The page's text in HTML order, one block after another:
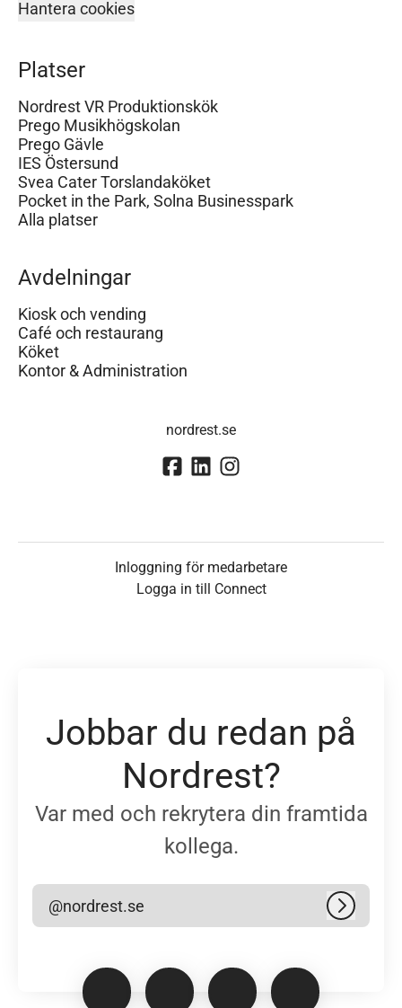
Hantera cookies
Platser
Nordrest VR Produktionskök
Prego Musikhögskolan
Prego Gävle
IES Östersund
Svea Cater Torslandaköket
Pocket in the Park, Solna Businesspark
Alla platser
Avdelningar
Kiosk och vending
Café och restaurang
Köket
Kontor & Administration
nordrest.se
Inloggning för medarbetare
Logga in till Connect
Jobbar du redan på
Nordrest?
Var med och rekrytera din framtida
kollega.
@nordrest.se Logga in